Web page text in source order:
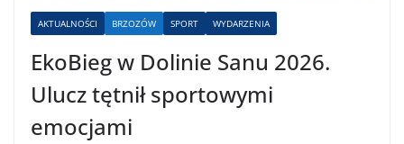
AKTUALNOŚCI BRZOZÓW SPORT WYDARZENIA
EkoBieg w Dolinie Sanu 2026.
Ulucz tętnił sportowymi
emocjami